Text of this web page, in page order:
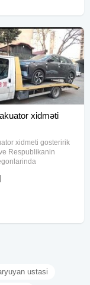
xidməti
xidmeti gosteririk
Respublikanin
texnikalarin
ustasi